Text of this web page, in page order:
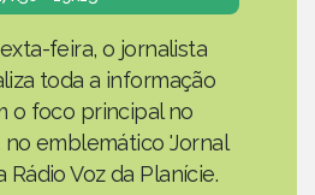
feira, o jornalista
toda a informação
o foco principal no
emblemático 'Jornal
Voz da Planície.